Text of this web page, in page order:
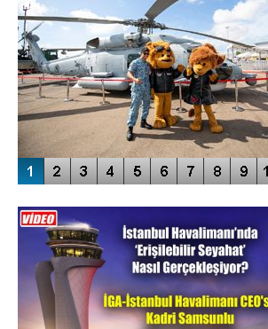
ENGELLERİN AŞILDIĞI HAVALİMANI